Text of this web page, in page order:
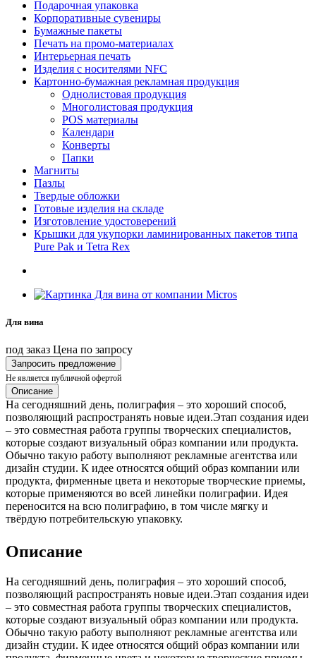
Подарочная упаковка
Корпоративные сувениры
Бумажные пакеты
Печать на промо-материалах
Интерьерная печать
Изделия с носителями NFC
Картонно-бумажная рекламная продукция
Однолистовая продукция
Многолистовая продукция
POS материалы
Календари
Конверты
Папки
Магниты
Пазлы
Твердые обложки
Готовые изделия на складе
Изготовление удостоверений
Крышки для укупорки ламинированных пакетов типа
Pure Pak и Tetra Rex
Для вина
под заказ Цена по запросу
Запросить предложение
Не является публичной офертой
Описание
На сегодняшний день, полиграфия – это хороший способ,
позволяющий распространять новые идеи.Этап создания идеи
– это совместная работа группы творческих специалистов,
которые создают визуальный образ компании или продукта.
Обычно такую работу выполняют рекламные агентства или
дизайн студии. К идее относятся общий образ компании или
продукта, фирменные цвета и некоторые творческие приемы,
которые применяются во всей линейки полиграфии. Идея
переносится на всю полиграфию, в том числе мягку и
твёрдую потребительскую упаковку.
Описание
На сегодняшний день, полиграфия – это хороший способ,
позволяющий распространять новые идеи.Этап создания идеи
– это совместная работа группы творческих специалистов,
которые создают визуальный образ компании или продукта.
Обычно такую работу выполняют рекламные агентства или
дизайн студии. К идее относятся общий образ компании или